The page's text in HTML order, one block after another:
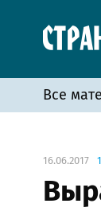
Все
16.06.2017